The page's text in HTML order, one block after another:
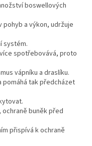
boswellových
a výkon, udržuje
systém.
spotřebovává, proto
vápníku a draslíku.
pomáhá tak předcházet
buněk před
přispívá k ochraně